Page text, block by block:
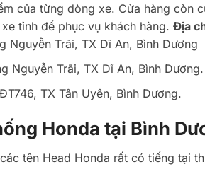
của từng dòng xe. Cửa hàng còn
tỉnh để phục vụ khách hàng. Địa
Nguyễn Trãi, TX Dĩ An, Bình Dương
Nguyễn Trãi, TX Dĩ An, Bình Dương.
TX Tân Uyên, Bình Dương.
Honda tại Bình
tên Head Honda rất có tiếng tại